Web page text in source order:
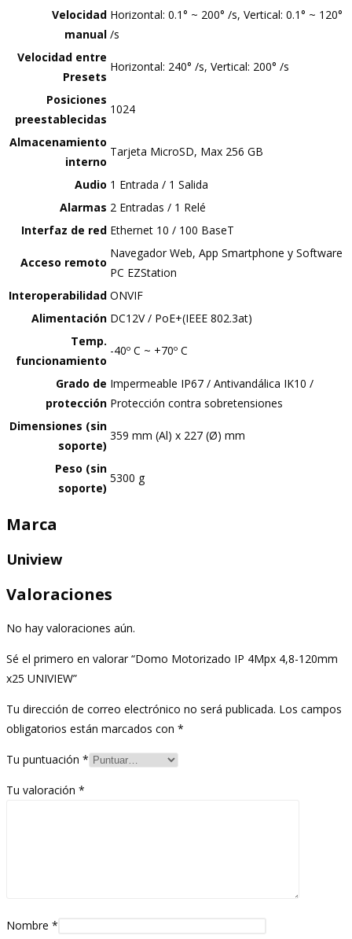
Velocidad
manual
Horizontal: 0.1° ~ 200° /s, Vertical: 0.1° ~ 120°
/s
Velocidad entre
Presets
Horizontal: 240° /s, Vertical: 200° /s
Posiciones
preestablecidas
1024
Almacenamiento
interno
Tarjeta MicroSD, Max 256 GB
Audio 1 Entrada / 1 Salida
Alarmas 2 Entradas / 1 Relé
Interfaz de red Ethernet 10 / 100 BaseT
Acceso remoto
Navegador Web, App Smartphone y Software
PC EZStation
Interoperabilidad ONVIF
Alimentación DC12V / PoE+(IEEE 802.3at)
Temp.
funcionamiento
-40º C ~ +70º C
Grado de
protección
Impermeable IP67 / Antivandálica IK10 /
Protección contra sobretensiones
Dimensiones (sin
soporte)
359 mm (Al) x 227 (Ø) mm
Peso (sin
soporte)
5300 g
Marca
Uniview
Valoraciones
No hay valoraciones aún.
Sé el primero en valorar “Domo Motorizado IP 4Mpx 4,8-120mm
x25 UNIVIEW”
Tu dirección de correo electrónico no será publicada. Los campos
obligatorios están marcados con *
Tu puntuación *
Tu valoración *
Nombre *